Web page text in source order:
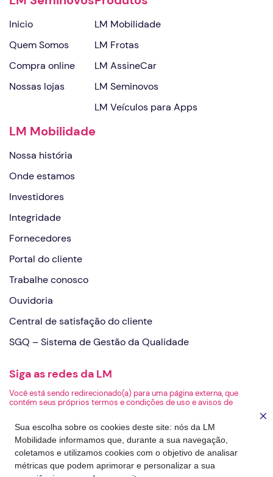
Sua escolha sobre os cookies deste site: nós da LM
Mobilidade informamos que, durante a sua navegação,
coletamos e utilizamos cookies com o objetivo de analisar
métricas que podem aprimorar e personalizar a sua
Inicio
Quem Somos
Compra online
Nossas lojas
LM Mobilidade
LM Frotas
LM AssineCar
LM Veículos para Apps
LM Seminovos
LM Mobilidade
Nossa história
Onde estamos
Investidores
Integridade
Fornecedores
Portal do cliente
Trabalhe conosco
Ouvidoria
Central de satisfação do cliente
SGQ – Sistema de Gestão da Qualidade
Siga as redes da LM
Você está sendo redirecionado(a) para uma página externa, que
contém seus próprios termos e condições de uso e avisos de